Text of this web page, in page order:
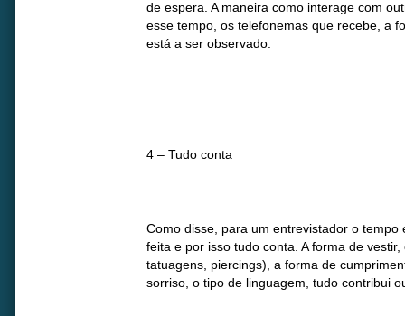
de espera. A maneira como interage com
esse tempo, os telefonemas que recebe, a
está a ser observado.
4 – Tudo conta
Como disse, para um entrevistador o
feita e por isso tudo conta. A forma de
tatuagens, piercings), a forma de
sorriso, o tipo de linguagem, tudo contribui